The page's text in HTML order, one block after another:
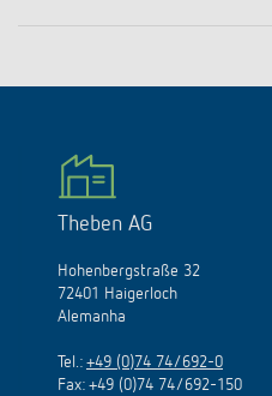
Theben AG
Hohenbergstraße 32
72401 Haigerloch
Alemanha
Tel.: +49 (0)74 74/692-0
Fax: +49 (0)74 74/692-150